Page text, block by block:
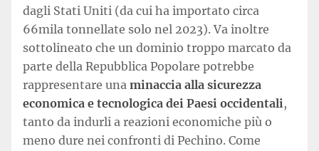
dagli Stati Uniti (da cui ha importato circa
66mila tonnellate solo nel 2023). Va inoltre
sottolineato che un dominio troppo marcato da
parte della Repubblica Popolare potrebbe
rappresentare una minaccia alla sicurezza
economica e tecnologica dei Paesi occidentali,
tanto da indurli a reazioni economiche più o
meno dure nei confronti di Pechino. Come